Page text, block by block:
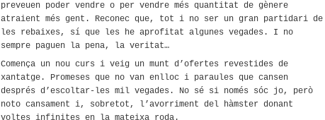
preveuen poder vendre o per vendre més quantitat de gènere
atraient més gent. Reconec que, tot i no ser un gran partidari de
les rebaixes, sí que les he aprofitat algunes vegades. I no
sempre paguen la pena, la veritat…
Comença un nou curs i veig un munt d’ofertes revestides de
xantatge. Promeses que no van enlloc i paraules que cansen
després d’escoltar-les mil vegades. No sé si només sóc jo, però
noto cansament i, sobretot, l’avorriment del hàmster donant
voltes infinites en la mateixa roda.